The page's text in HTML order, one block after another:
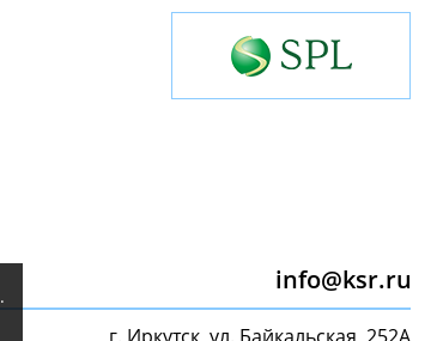
info@ksr.ru
.